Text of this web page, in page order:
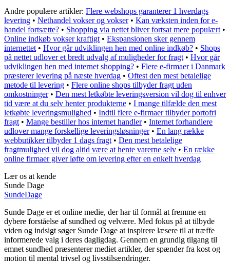
Andre populære artikler: Flere webshops garanterer 1 hverdags
levering • Nethandel vokser og vokser• Kan væksten inden for e-
handel fortsætte? • Shopping via nettet bliver fortsat mere populært •
Online indkøb vokser kraftigt • Ekspansionen sker gennem
internettet • Hvor går udviklingen hen med online indkøb? • Shops
på nettet udlover et bredt udvalg af muligheder for fragt • Hvor går
udviklingen hen med internet shopping? • Flere e-firmaer i Danmark
præsterer levering på næste hverdag • Oftest den mest betalelige
metode til levering • Flere online shops tilbyder fragt uden
omkostninger• Den mest letkøbte leveringsversion vil dog til enhver
tid være at du selv henter produkterne • I mange tilfælde den mest
letkøbte leveringsmulighed • Indtil flere e-firmaer tilbyder portofri
fragt • Mange bestiller hos internet handler• Internet forhandlere
udlover mange forskellige leveringsløsninger• En lang række
webbutikker tilbyder 1 dags fragt • Den mest betalelige
fragtmulighed vil dog altid være at hente varerne selv • En række
online firmaer giver løfte om levering efter en enkelt hverdag
Lær os at kende
Sunde Dage
SundeDage
Sunde Dage er et online medie, der har til formål at fremme en
dybere forståelse af sundhed og velvære. Med fokus på at tilbyde
viden og indsigt søger Sunde Dage at inspirere læsere til at træffe
informerede valg i deres dagligdag. Gennem en grundig tilgang til
emnet sundhed præsenterer mediet artikler, der spænder fra kost og
motion til mental trivsel og livsstilsændringer.